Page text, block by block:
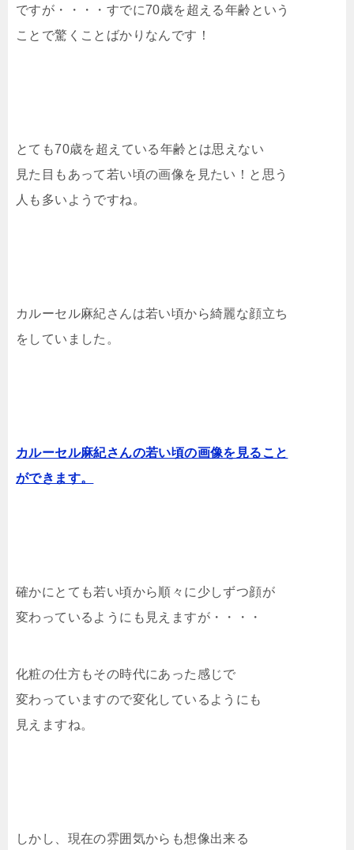
ですが・・・・すでに70歳を超える年齢という
ことで驚くことばかりなんです！
とても70歳を超えている年齢とは思えない
見た目もあって若い頃の画像を見たい！と思う
人も多いようですね。
カルーセル麻紀さんは若い頃から綺麗な顔立ち
をしていました。
カルーセル麻紀さんの若い頃の画像を見ること
ができます。
確かにとても若い頃から順々に少しずつ顔が
変わっているようにも見えますが・・・・
化粧の仕方もその時代にあった感じで
変わっていますので変化しているようにも
見えますね。
しかし、現在の雰囲気からも想像出来る